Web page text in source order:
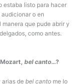
estaba listo para hacer
o en
que pude abrir y
como antes.
bel canto…?
arias de bel canto me lo